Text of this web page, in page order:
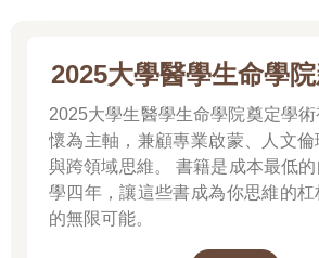
2025大學醫學生命學
2025大學生醫學生命學院奠定學
懷為主軸，兼顧專業啟蒙、人文
與跨領域思維。 書籍是成本最低
學四年，讓這些書成為你思維的
的無限可能。